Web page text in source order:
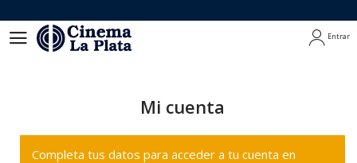
Entrar
Mi cuenta
Completa tus datos para acceder a tu cuenta en